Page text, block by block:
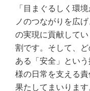
「目まぐるしく環
ノのつながりを広
の実現に貢献して
割です。そして、
ある「安全」とい
様の日常を支える
果たしてまいります